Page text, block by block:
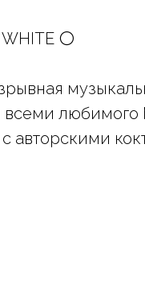
⚪️
любимого
авторскими